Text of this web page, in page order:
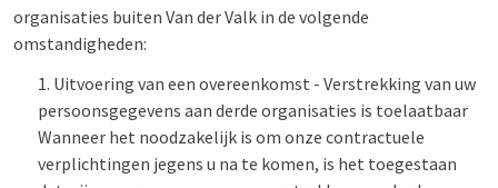
organisaties buiten Van der Valk in de volgende
omstandigheden:
Uitvoering van een overeenkomst - Verstrekking van uw
persoonsgegevens aan derde organisaties is toelaatbaar
Wanneer het noodzakelijk is om onze contractuele
verplichtingen jegens u na te komen, is het toegestaan